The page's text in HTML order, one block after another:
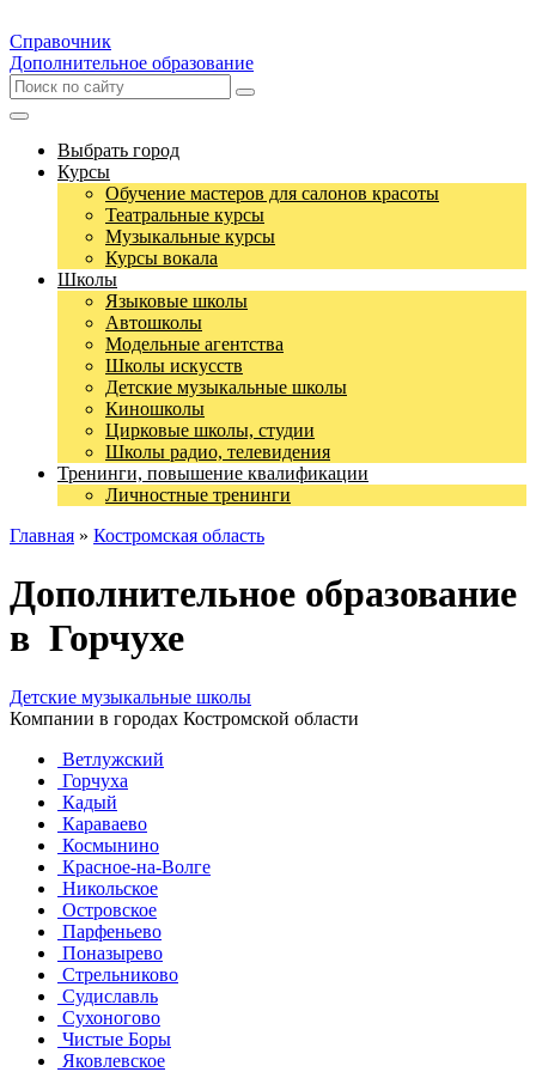
Справочник
Дополнительное образование
Выбрать город
Курсы
Обучение мастеров для салонов красоты
Театральные курсы
Музыкальные курсы
Курсы вокала
Школы
Языковые школы
Автошколы
Модельные агентства
Школы искусств
Детские музыкальные школы
Киношколы
Цирковые школы, студии
Школы радио, телевидения
Тренинги, повышение квалификации
Личностные тренинги
Главная » Костромская область
Дополнительное образование
в Горчухе
Детские музыкальные школы
Компании в городах Костромской области
Ветлужский
Горчуха
Кадый
Караваево
Космынино
Красное-на-Волге
Никольское
Островское
Парфеньево
Поназырево
Стрельниково
Судиславль
Сухоногово
Чистые Боры
Яковлевское